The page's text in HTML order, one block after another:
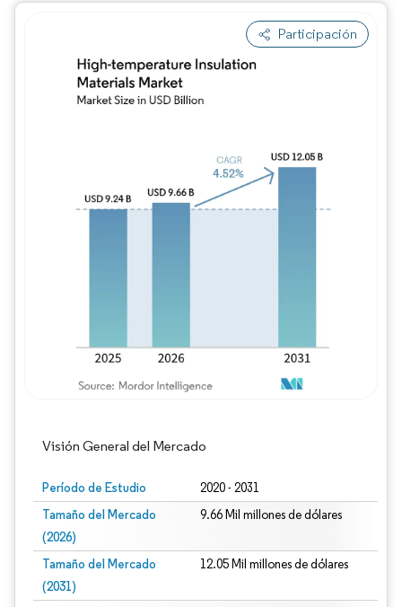
Participación
Visión General del Mercado
Período de Estudio 2020 - 2031
Tamaño del Mercado
(2026)
9.66 Mil millones de dólares
Tamaño del Mercado
(2031)
12.05 Mil millones de dólares